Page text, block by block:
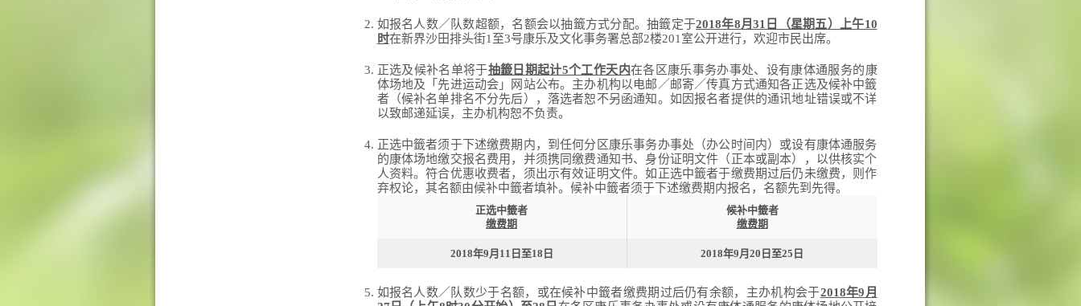
如报名人数／队数超额，名额会以抽籤方式分配。抽籤定于2018年8月31日（星期五）上午10
时在新界沙田排头街1至3号康乐及文化事务署总部2楼201室公开进行，欢迎市民出席。
正选及候补名单将于抽籤日期起计5个工作天内在各区康乐事务办事处、设有康体通服务的康
体场地及「先进运动会」网站公布。主办机构以电邮／邮寄／传真方式通知各正选及候补中籤
者（候补名单排名不分先后），落选者恕不另函通知。如因报名者提供的通讯地址错误或不详
以致邮递延误，主办机构恕不负责。
正选中籤者须于下述缴费期内，到任何分区康乐事务办事处（办公时间内）或设有康体通服务
的康体场地缴交报名费用，并须携同缴费通知书、身份证明文件（正本或副本），以供核实个
人资料。符合优惠收费者，须出示有效证明文件。如正选中籤者于缴费期过后仍未缴费，则作
弃权论，其名额由候补中籤者填补。候补中籤者须于下述缴费期内报名，名额先到先得。
正选中籤者
缴费期
候补中籤者
缴费期
2018年9月11日至18日 2018年9月20日至25日
如报名人数／队数少于名额，或在候补中籤者缴费期过后仍有余额，主办机构会于2018年9月